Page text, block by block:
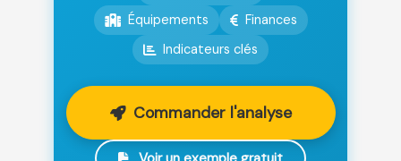
Équipements
Finances
Indicateurs clés
Commander l'analyse